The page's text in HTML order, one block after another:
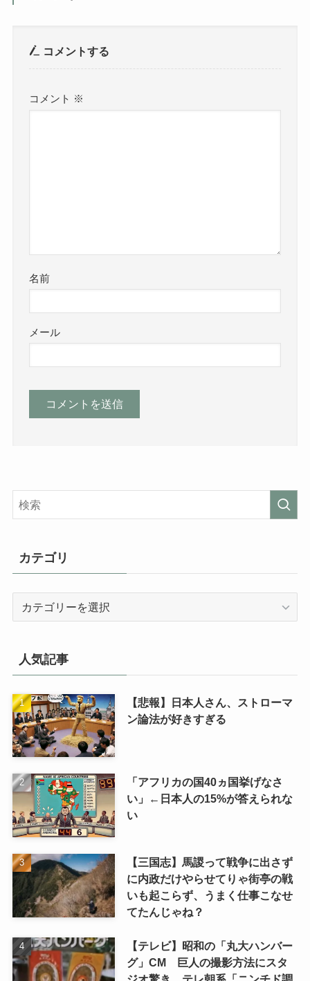
コメントする
コメント ※
名前
メール
カテゴリ
人気記事
【悲報】日本人さん、ストローマ
ン論法が好きすぎる
「アフリカの国40ヵ国挙げなさ
い」←日本人の15%が答えられな
い
【三国志】馬謖って戦争に出さず
に内政だけやらせてりゃ街亭の戦
いも起こらず、うまく仕事こなせ
てたんじゃね？
【テレビ】昭和の「丸大ハンバー
グ」CM 巨人の撮影方法にスタ